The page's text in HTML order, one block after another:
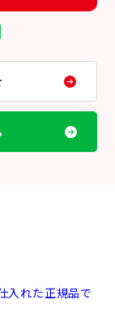
入れた正規品で